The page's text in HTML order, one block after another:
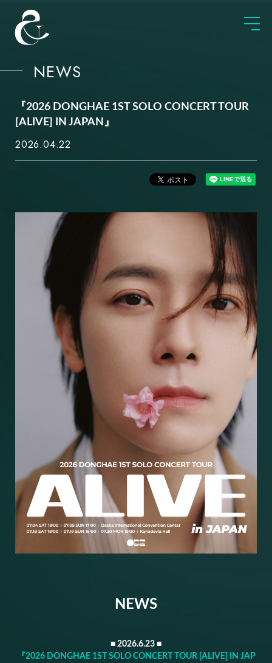
NEWS
『2026 DONGHAE 1ST SOLO CONCERT TOUR
[ALIVE] IN JAPAN』
2026.04.22
NEWS
■ 2026.6.23 ■
『2026 DONGHAE 1ST SOLO CONCERT TOUR [ALIVE] IN JAP